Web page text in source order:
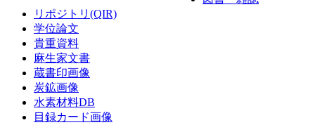
リポジトリ(QIR)
学位論文
貴重資料
麻生家文書
蔵書印画像
炭鉱画像
水素材料DB
目録カード画像